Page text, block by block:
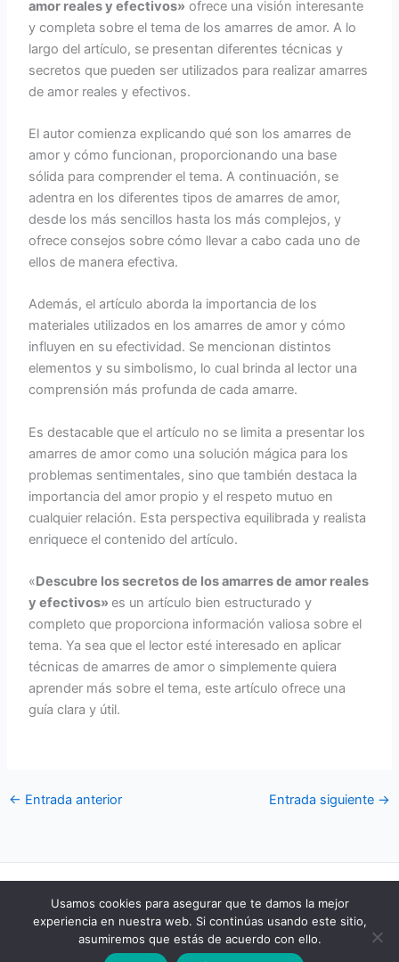
amor reales y efectivos» ofrece una visión interesante
y completa sobre el tema de los amarres de amor. A lo
largo del artículo, se presentan diferentes técnicas y
secretos que pueden ser utilizados para realizar amarres
de amor reales y efectivos.
El autor comienza explicando qué son los amarres de
amor y cómo funcionan, proporcionando una base
sólida para comprender el tema. A continuación, se
adentra en los diferentes tipos de amarres de amor,
desde los más sencillos hasta los más complejos, y
ofrece consejos sobre cómo llevar a cabo cada uno de
ellos de manera efectiva.
Además, el artículo aborda la importancia de los
materiales utilizados en los amarres de amor y cómo
influyen en su efectividad. Se mencionan distintos
elementos y su simbolismo, lo cual brinda al lector una
comprensión más profunda de cada amarre.
Es destacable que el artículo no se limita a presentar los
amarres de amor como una solución mágica para los
problemas sentimentales, sino que también destaca la
importancia del amor propio y el respeto mutuo en
cualquier relación. Esta perspectiva equilibrada y realista
enriquece el contenido del artículo.
«Descubre los secretos de los amarres de amor reales
y efectivos»es un artículo bien estructurado y
completo que proporciona información valiosa sobre el
tema. Ya sea que el lector esté interesado en aplicar
técnicas de amarres de amor o simplemente quiera
aprender más sobre el tema, este artículo ofrece una
guía clara y útil.
← Entrada anterior Entrada siguiente →
POLÍTICA DE PRIVACIDAD
AVISO LEGAL
CONTACTO
Usamos cookies para asegurar que te damos la mejor
experiencia en nuestra web. Si continúas usando este sitio,
asumiremos que estás de acuerdo con ello.